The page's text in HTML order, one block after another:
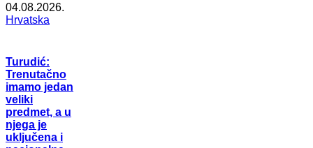
04.08.2026.
Hrvatska
Turudić:
Trenutačno
imamo jedan
veliki
predmet, a u
njega je
uključena i